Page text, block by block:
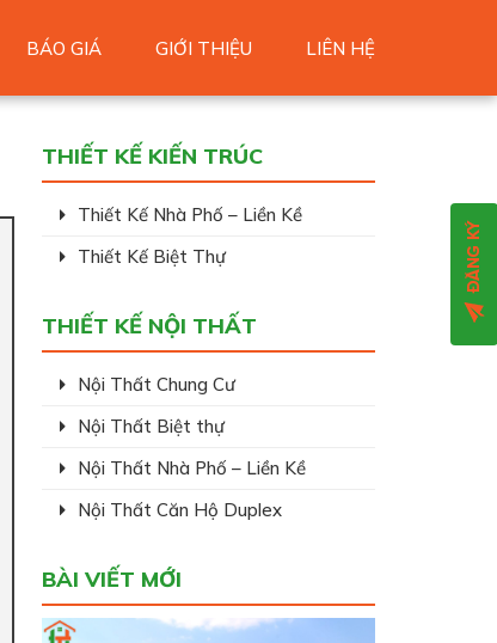
BÁO GIÁ GIỚI THIỆU LIÊN HỆ
THIẾT KẾ KIẾN TRÚC
Thiết Kế Nhà Phố – Liền Kề
Thiết Kế Biệt Thự
THIẾT KẾ NỘI THẤT
Nội Thất Chung Cư
Nội Thất Biệt thự
Nội Thất Nhà Phố – Liền Kề
Nội Thất Căn Hộ Duplex
BÀI VIẾT MỚI